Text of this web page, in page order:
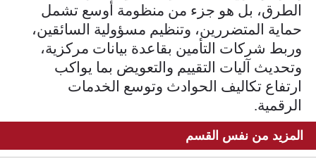
الطرق، بل هو جزء من منظومة أوسع تشمل
حماية المتضررين، وتنظيم مسؤولية السائقين،
وربط شركات التأمين بقاعدة بيانات مركزية،
وتحديث آليات التقييم والتعويض بما يواكب
ارتفاع تكاليف الحوادث وتوسع الخدمات
الرقمية.
المزيد من نفس القسم